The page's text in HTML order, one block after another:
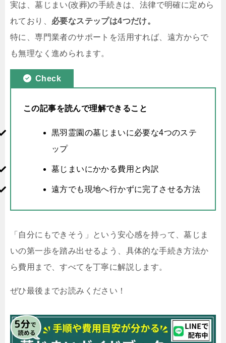
実は、墓じまい(改葬)の手続きは、法律で明確に定めら
れており、 必要なステップは4つだけ。
特に、専門業者のサポートを活用すれば、遠方からで
も無理なく進められます。
Check
この記事を読んで理解できること
黒羽霊園の墓じまいに必要な4つのステ
ップ
墓じまいにかかる費用と内訳
遠方でも現地へ行かずに完了させる方法
「自分にもできそう」という安心感を持って、墓じま
いの第一歩を踏み出せるよう、具体的な手続き方法か
ら費用まで、すべてを丁寧に解説します。
ぜひ最後までお読みください！